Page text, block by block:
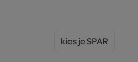
kies je SPAR